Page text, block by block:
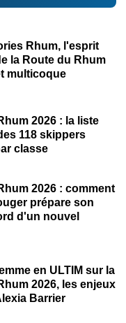
Rhum, l'esprit
la Route du Rhum
multicoque
2026 : la liste
118 skippers
classe
2026 : comment
prépare son
d'un nouvel
en ULTIM sur la
2026, les enjeux
Barrier